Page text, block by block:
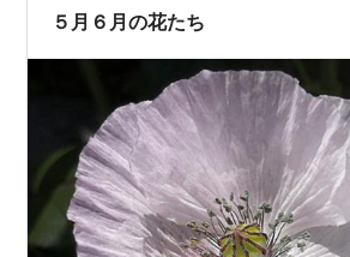
い…
５月６月の花たち